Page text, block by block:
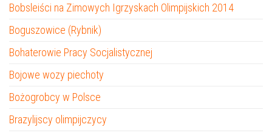
Bobsleiści na Zimowych Igrzyskach Olimpijskich 2014
Boguszowice (Rybnik)
Bohaterowie Pracy Socjalistycznej
Bojowe wozy piechoty
Bożogrobcy w Polsce
Brazylijscy olimpijczycy